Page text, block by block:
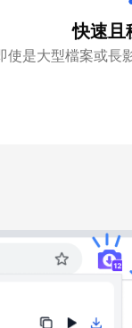
快速且
使是大型檔案或長